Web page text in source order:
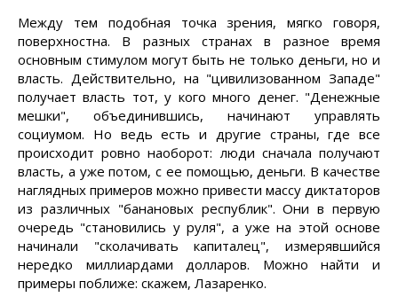
Между тем подобная точка зрения, мягко говоря,
поверхностна. В разных странах в разное время
основным стимулом могут быть не только деньги, но и
власть. Действительно, на "цивилизованном Западе"
получает власть тот, у кого много денег. "Денежные
мешки", объединившись, начинают управлять
социумом. Но ведь есть и другие страны, где все
происходит ровно наоборот: люди сначала получают
власть, а уже потом, с ее помощью, деньги. В качестве
наглядных примеров можно привести массу диктаторов
из различных "банановых республик". Они в первую
очередь "становились у руля", а уже на этой основе
начинали "сколачивать капиталец", измерявшийся
нередко миллиардами долларов. Можно найти и
примеры поближе: скажем, Лазаренко.